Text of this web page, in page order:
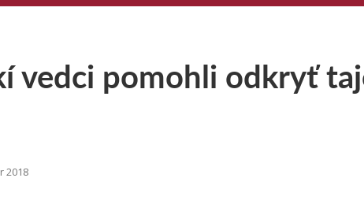
vedci pomohli odkryť
2018